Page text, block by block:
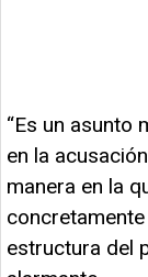
“Es un asunto
en la
manera en la
estructura del